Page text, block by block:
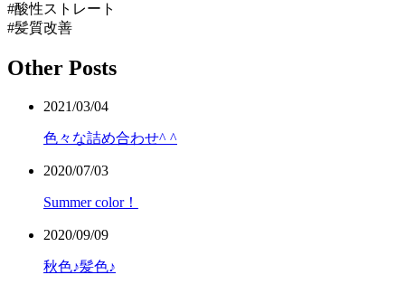
#酸性ストレート
#髪質改善
Other Posts
2021/03/04
色々な詰め合わせ^ ^
2020/07/03
Summer color！
2020/09/09
秋色♪髪色♪